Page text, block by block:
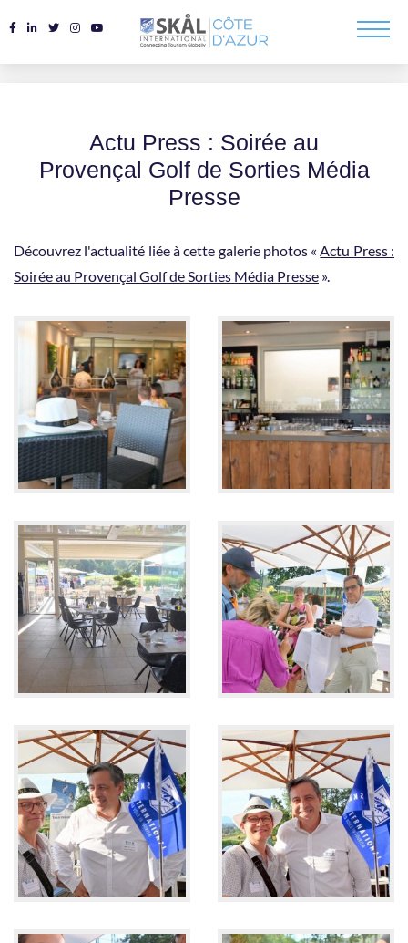
Actu Press : Soirée au
Provençal Golf de Sorties Média
Presse
Découvrez l'actualité liée à cette galerie photos «Actu Press :
Soirée au Provençal Golf de Sorties Média Presse ».